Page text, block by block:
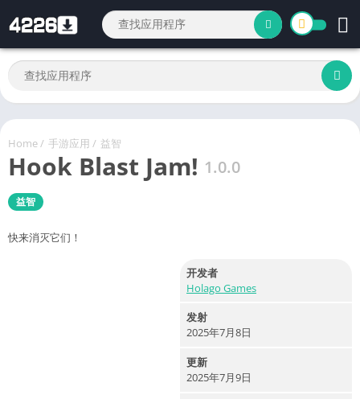
Home/ 手游应用 / 益智
Hook Blast Jam! 1.0.0
益智
快来消灭它们！
开发者
Holago Games
发射
2025年7月8日
更新
2025年7月9日